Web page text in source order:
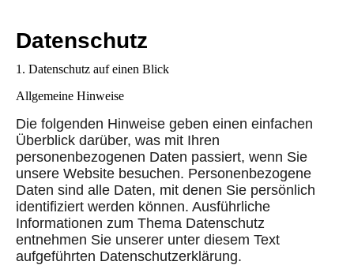
Datenschutz
1. Datenschutz auf einen Blick
Allgemeine Hinweise
Die folgenden Hinweise geben einen einfachen
Überblick darüber, was mit Ihren
personenbezogenen Daten passiert, wenn Sie
unsere Website besuchen. Personenbezogene
Daten sind alle Daten, mit denen Sie persönlich
identifiziert werden können. Ausführliche
Informationen zum Thema Datenschutz
entnehmen Sie unserer unter diesem Text
aufgeführten Datenschutzerklärung.